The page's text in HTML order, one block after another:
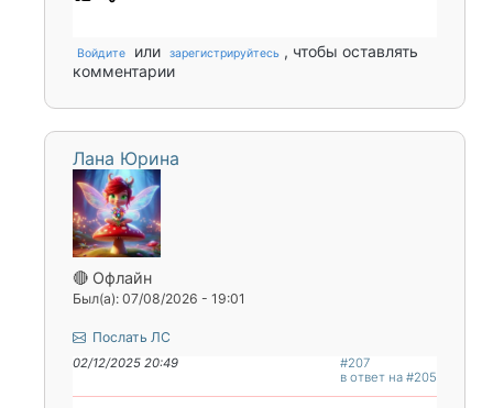
Войдите или зарегистрируйтесь , чтобы оставлять
комментарии
Лана Юрина
🔴 Офлайн
Был(а): 07/08/2026 - 19:01
Послать ЛС
02/12/2025 20:49
#207
в ответ на #205